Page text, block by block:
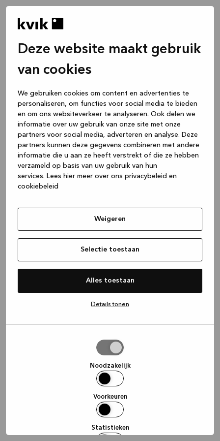
Deze website maakt gebruik
van cookies
We gebruiken cookies om content en advertenties te
personaliseren, om functies voor social media te bieden
en om ons websiteverkeer te analyseren. Ook delen we
informatie over uw gebruik van onze site met onze
partners voor social media, adverteren en analyse. Deze
partners kunnen deze gegevens combineren met andere
informatie die u aan ze heeft verstrekt of die ze hebben
verzameld op basis van uw gebruik van hun
services. Lees hier meer over ons privacybeleid en
cookiebeleid
Weigeren
Selectie toestaan
Alles toestaan
Details tonen
Noodzakelijk
Voorkeuren
Statistieken
(see the browser console for more
information).